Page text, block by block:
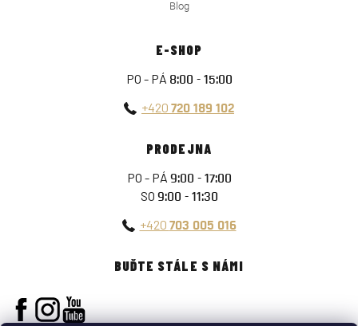
Blog
E-SHOP
PO - PÁ 8:00 - 15:00
+420 720 189 102
PRODEJNA
PO - PÁ 9:00 - 17:00
SO 9:00 - 11:30
+420 703 005 016
BUĎTE STÁLE S NÁMI